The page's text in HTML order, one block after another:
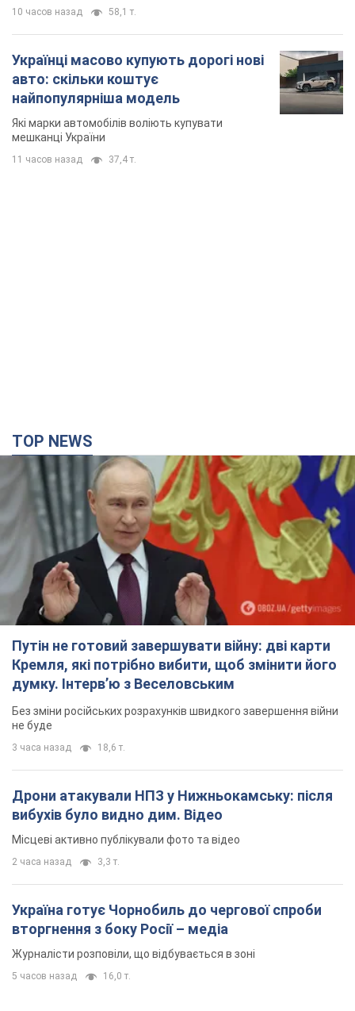
Путін не готовий завершувати війну: дві карти
Кремля, які потрібно вибити, щоб змінити його
думку. Інтерв’ю з Веселовським
Без зміни російських розрахунків швидкого завершення війни
не буде
3 часа назад 18,6 т.
Дрони атакували НПЗ у Нижньокамську: після
вибухів було видно дим. Відео
Місцеві активно публікували фото та відео
2 часа назад
Україна готує Чорнобиль до чергової спроби
вторгнення з боку Росії – медіа
Журналісти розповіли, що відбувається в зоні
5 часов назад 16,0 т.